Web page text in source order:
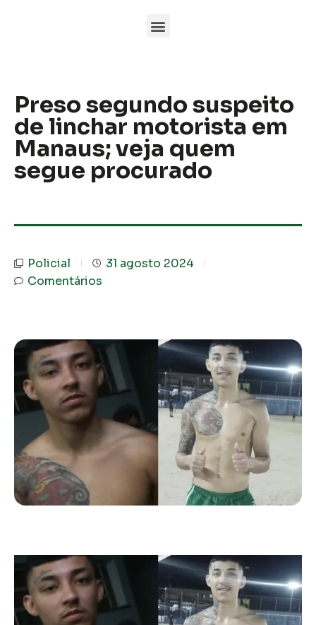
Preso segundo suspeito
de linchar motorista em
Manaus; veja quem
segue procurado
Policial
31 agosto 2024
Comentários